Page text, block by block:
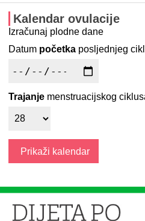
Kalendar ovulacije
Izračunaj plodne dane
Datum početka posljednjeg
Trajanje menstruacijskog